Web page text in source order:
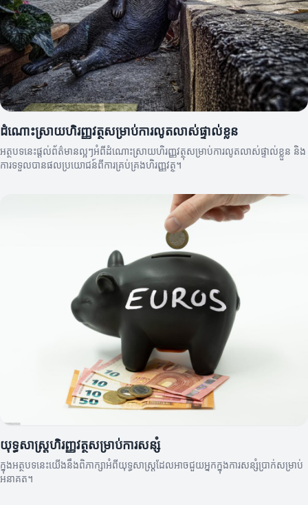
ដំណោះស្រាយហិរញ្ញវត្ថុសម្រាប់ការលូតលាស់ផ្ទាល់ខ្លួន
អត្ថបទនេះផ្តល់ព័ត៌មានល្អៗអំពីដំណោះស្រាយហិរញ្ញវត្ថុសម្រាប់ការលូតលាស់ផ្ទាល់ខ្លួន និង
ការទទួលបានផលប្រយោជន៍ពីការគ្រប់គ្រងហិរញ្ញវត្ថុ។
យុទ្ធសាស្ត្រហិរញ្ញវត្ថុសម្រាប់ការសន្សំ
ក្នុងអត្ថបទនេះយើងនឹងពិភាក្សាអំពីយុទ្ធសាស្ត្រដែលអាចជួយអ្នកក្នុងការសន្សំប្រាក់សម្រាប់
អនាគត។